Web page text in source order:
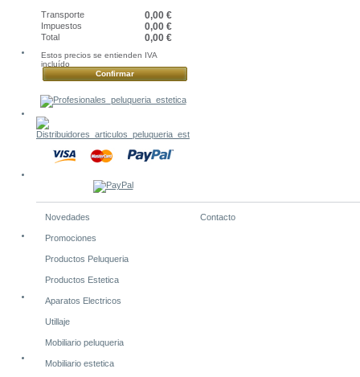
Transporte 0,00 €
Impuestos 0,00 €
Total 0,00 €
Estos precios se entienden IVA
incluído
Confirmar
Novedades
Promociones
Productos Peluqueria
Productos Estetica
Aparatos Electricos
Utillaje
Mobiliario peluqueria
Mobiliario estetica
Contacto